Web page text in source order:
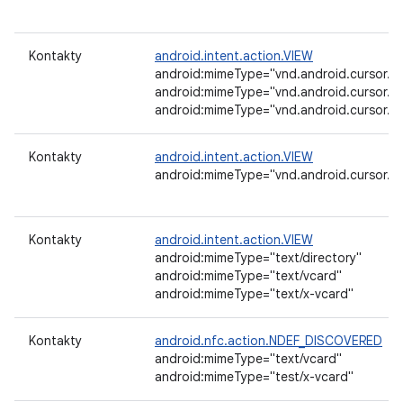
Kontakty
android.intent.action.VIEW
Kontakty
android.intent.action.VIEW
Kontakty
android.intent.action.VIEW
android:mimeType="text/directory"
android:mimeType="text/vcard"
android:mimeType="text/x-vcard"
Kontakty
android.nfc.action.NDEF_DISCOVERED
android:mimeType="text/vcard"
android:mimeType="test/x-vcard"